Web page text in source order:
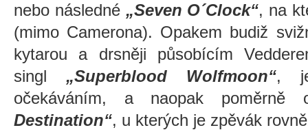
nebo následné „Seven O´Clock“, na
(mimo Camerona). Opakem budiž
kytarou a drsněji působícím
singl „Superblood Wolfmoon“,
očekáváním, a naopak
Destination“, u kterých je zpěvák